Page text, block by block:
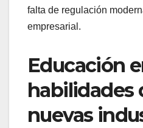
falta de regulación
empresarial.
Educación
habilidades
nuevas